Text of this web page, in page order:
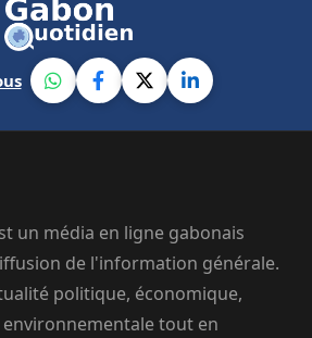
un média en ligne gabonais
de l'information générale.
politique, économique,
tout en